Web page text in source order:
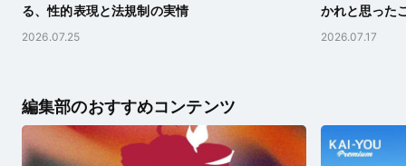
る、性的表現と法規制の実情
2026.07.25
かれと思った
2026.07.17
編集部のおすすめコンテンツ